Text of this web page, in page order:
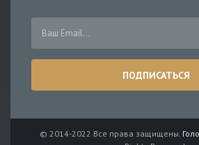
© 2014-2022 Все права защищены.